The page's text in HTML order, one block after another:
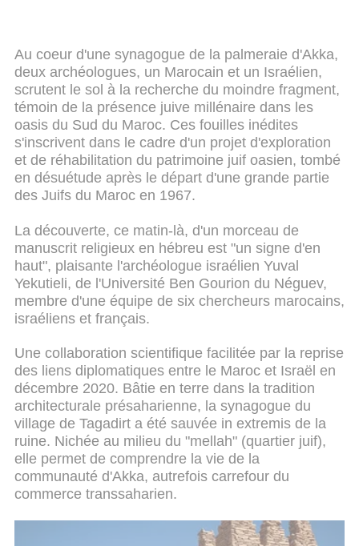
Au coeur d'une synagogue de la palmeraie d'Akka,
deux archéologues, un Marocain et un Israélien,
scrutent le sol à la recherche du moindre fragment,
témoin de la présence juive millénaire dans les
oasis du Sud du Maroc. Ces fouilles inédites
s'inscrivent dans le cadre d'un projet d'exploration
et de réhabilitation du patrimoine juif oasien, tombé
en désuétude après le départ d'une grande partie
des Juifs du Maroc en 1967.
La découverte, ce matin-là, d'un morceau de
manuscrit religieux en hébreu est "un signe d'en
haut", plaisante l'archéologue israélien Yuval
Yekutieli, de l'Université Ben Gourion du Néguev,
membre d'une équipe de six chercheurs marocains,
israéliens et français.
Une collaboration scientifique facilitée par la reprise
des liens diplomatiques entre le Maroc et Israël en
décembre 2020. Bâtie en terre dans la tradition
architecturale présaharienne, la synagogue du
village de Tagadirt a été sauvée in extremis de la
ruine. Nichée au milieu du "mellah" (quartier juif),
elle permet de comprendre la vie de la
communauté d'Akka, autrefois carrefour du
commerce transsaharien.